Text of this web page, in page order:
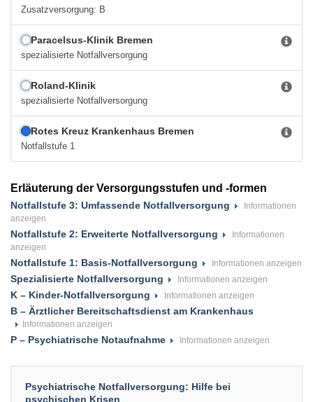
Zusatzversorgung: B
Paracelsus-Klinik Bremen
spezialisierte Notfallversorgung
Roland-Klinik
spezialisierte Notfallversorgung
Rotes Kreuz Krankenhaus Bremen
Notfallstufe 1
Erläuterung der Versorgungsstufen und -formen
Notfallstufe 3: Umfassende Notfallversorgung
Notfallstufe 2: Erweiterte Notfallversorgung
Notfallstufe 1: Basis-Notfallversorgung
Spezialisierte Notfallversorgung
K – Kinder-Notfallversorgung
B – Ärztlicher Bereitschaftsdienst am Krankenhaus
P – Psychiatrische Notaufnahme
Psychiatrische Notfallversorgung: Hilfe bei
psychischen Krisen